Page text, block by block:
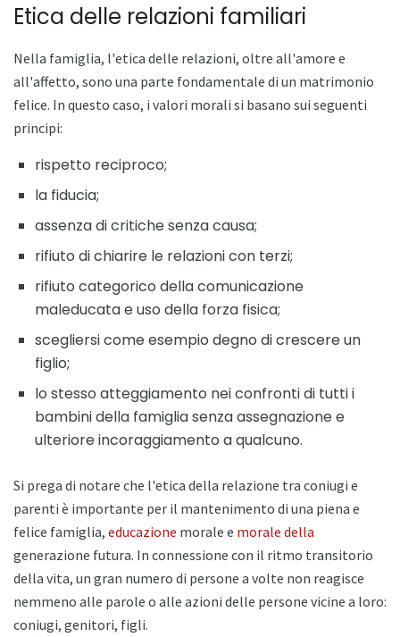
Etica delle relazioni familiari
Nella famiglia, l'etica delle relazioni, oltre all'amore e
all'affetto, sono una parte fondamentale di un matrimonio
felice. In questo caso, i valori morali si basano sui seguenti
principi:
rispetto reciproco;
la fiducia;
assenza di critiche senza causa;
rifiuto di chiarire le relazioni con terzi;
rifiuto categorico della comunicazione
maleducata e uso della forza fisica;
scegliersi come esempio degno di crescere un
figlio;
lo stesso atteggiamento nei confronti di tutti i
bambini della famiglia senza assegnazione e
ulteriore incoraggiamento a qualcuno.
Si prega di notare che l'etica della relazione tra coniugi e
parenti è importante per il mantenimento di una piena e
felice famiglia, educazione morale e morale della
generazione futura. In connessione con il ritmo transitorio
della vita, un gran numero di persone a volte non reagisce
nemmeno alle parole o alle azioni delle persone vicine a loro:
coniugi, genitori, figli.